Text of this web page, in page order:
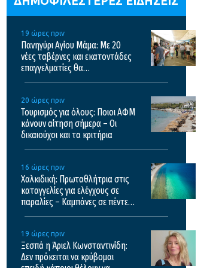
19 ώρες πριν
Πανηγύρι Αγίου Μάμα: Με 20
νέες ταβέρνες και εκατοντάδες
επαγγελματίες θα
20 ώρες πριν
Τουρισμός για όλους: Ποιοι ΑΦΜ
κάνουν αίτηση σήμερα – Οι
δικαιούχοι και τα κριτήρια
16 ώρες πριν
Χαλκιδική: Πρωταθλήτρια στις
καταγγελίες για ελέγχους σε
παραλίες – Καμπάνες σε πέντε
19 ώρες πριν
Ξεσπά η Άριελ Κωνσταντινίδη:
Δεν πρόκειται να κρύβομαι